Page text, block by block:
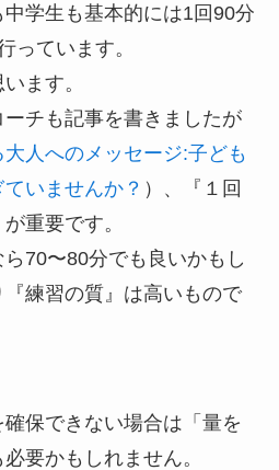
学生も基本的には1回90分
っています。
ます。
チも記事を書きましたが
人へのメッセージ:子ども
いませんか？ ）、『１回
重要です。
70〜80分でも良いかもし
練習の質』は高いもので
保できない場合は「量を
要かもしれません。